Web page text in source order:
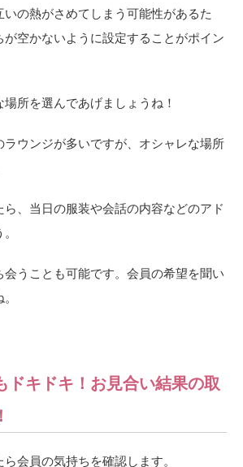
いの熱がさめてしまう可能性があるた
空かないように設定することがポイン
所を選んであげましょうね！
ラウンジが多いですが、オシャレな場所
ら、当日の服装や会話の内容などのアド
会うことも可能です。会員の希望を聞い
ドキドキ！お見合い結果の取
会員の気持ちを確認します。